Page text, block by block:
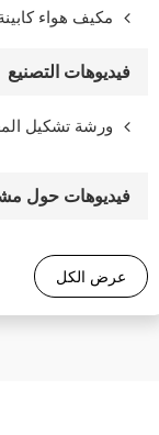
مكيف هواء
فيديوهات التصنيع
ورشة تشكيل
فيديوهات حول
عرض الكل